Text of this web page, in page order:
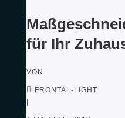
für Ihr
VON
FRONTAL-LIGHT